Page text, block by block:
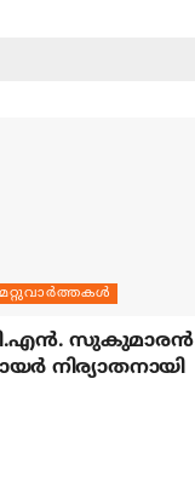
മറ്റുവാര്‍ത്തകള്‍
സുകുമാരന്‍
നിര്യാതനായി